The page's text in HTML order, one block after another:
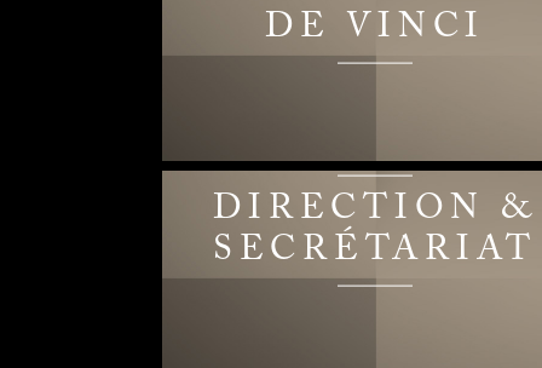
DE VINCI
DIRECTION &
SECRÉTARIAT